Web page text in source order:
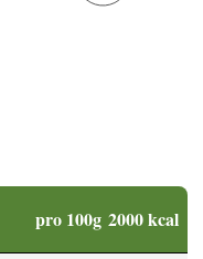
pro 100g 2000 kcal